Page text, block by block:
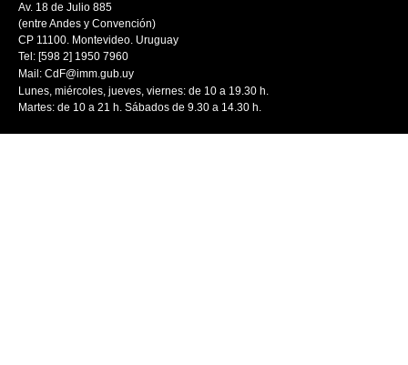
Av. 18 de Julio 885
(entre Andes y Convención)
CP 11100. Montevideo. Uruguay
Tel: [598 2] 1950 7960
Mail: CdF@imm.gub.uy
Lunes, miércoles, jueves, viernes: de 10 a 19.30 h.
Martes: de 10 a 21 h. Sábados de 9.30 a 14.30 h.